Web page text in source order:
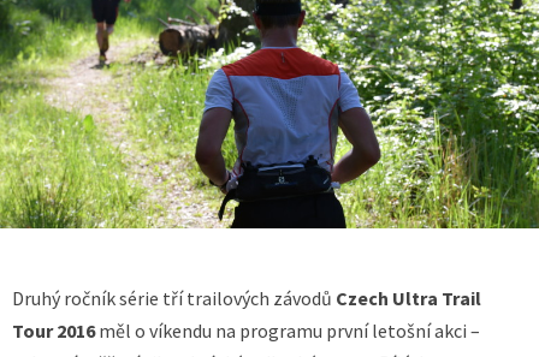
Druhý ročník série tří trailových závodů Czech Ultra Trail
Tour 2016měl o víkendu na programu první letošní akci –